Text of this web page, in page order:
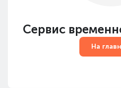
Сервис
На